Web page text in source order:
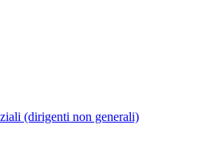
(dirigenti non generali)